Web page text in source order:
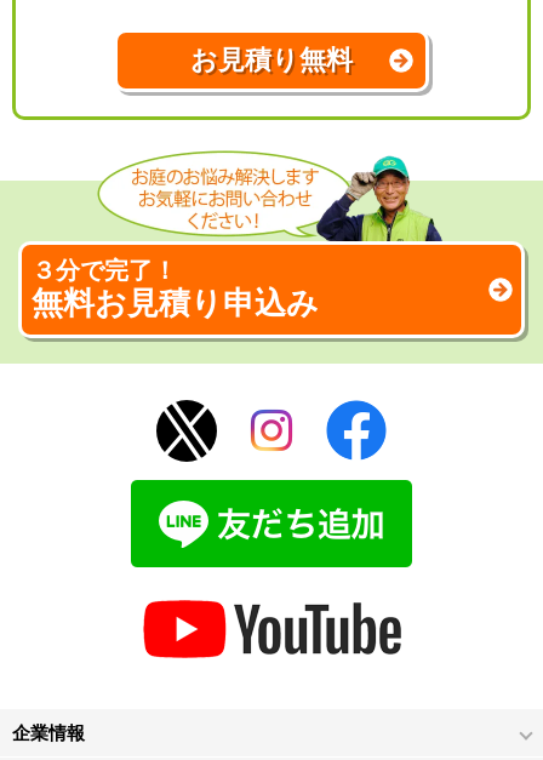
お見積り無料
３分で完了！
無料お見積り申込み
企業情報